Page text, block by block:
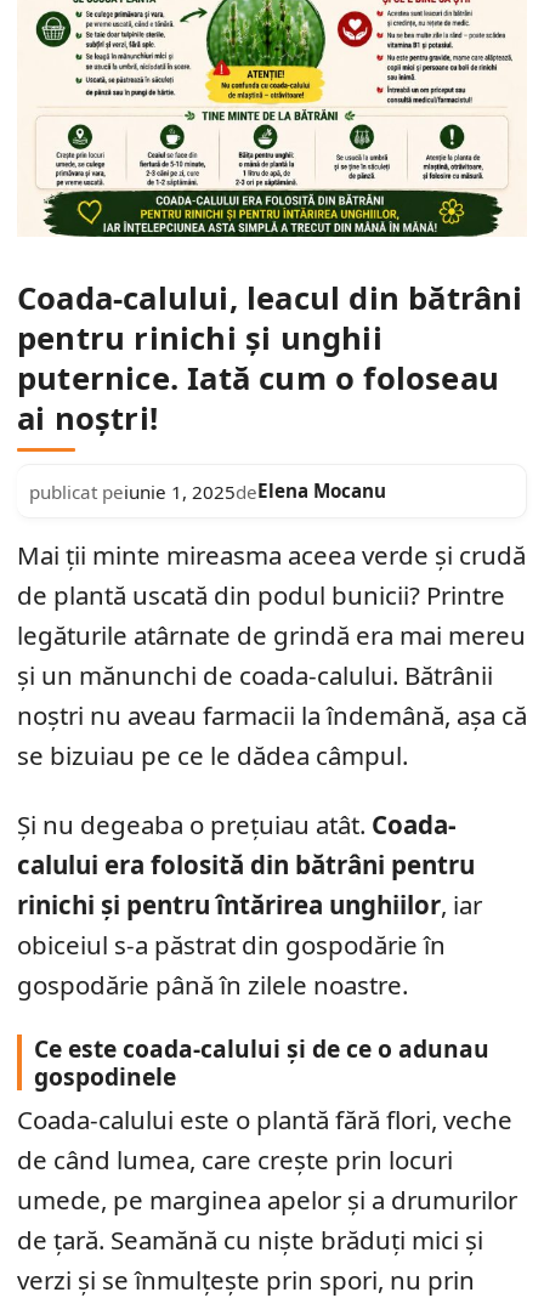
Coada-calului, leacul din bătrâni
pentru rinichi și unghii
puternice. Iată cum o foloseau
ai noștri!
publicat peiunie 1, 2025deElena Mocanu
Mai ții minte mireasma aceea verde și crudă
de plantă uscată din podul bunicii? Printre
legăturile atârnate de grindă era mai mereu
și un mănunchi de coada-calului. Bătrânii
noștri nu aveau farmacii la îndemână, așa că
se bizuiau pe ce le dădea câmpul.
Și nu degeaba o prețuiau atât. Coada-
calului era folosită din bătrâni pentru
rinichi și pentru întărirea unghiilor, iar
obiceiul s-a păstrat din gospodărie în
gospodărie până în zilele noastre.
Ce este coada-calului și de ce o adunau
gospodinele
Coada-calului este o plantă fără flori, veche
de când lumea, care crește prin locuri
umede, pe marginea apelor și a drumurilor
de țară. Seamănă cu niște brăduți mici și
verzi și se înmulțește prin spori, nu prin